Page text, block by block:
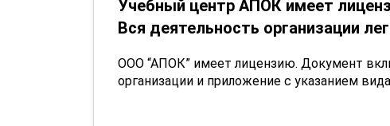
Учебный центр АПОК имеет
Вся деятельность организации
ООО “АПОК” имеет лицензию. Документ
организации и приложение с указанием